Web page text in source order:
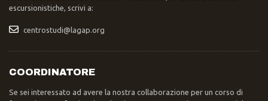
escursionistiche, scrivi a:
centrostudi@lagap.org
COORDINATORE
Se sei interessato ad avere la nostra collaborazione per un corso di